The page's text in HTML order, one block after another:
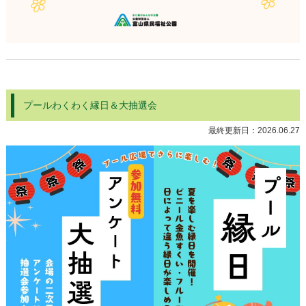
プールわくわく縁日＆大抽選会
最終更新日：2026.06.27